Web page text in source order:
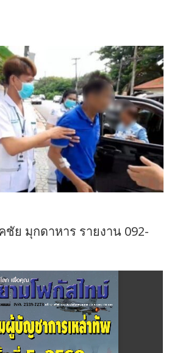
ย​ มุกดาหาร​ รายงาน​ 092-